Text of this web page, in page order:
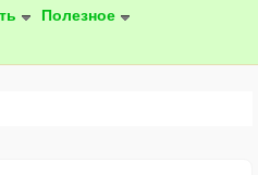
Полезное